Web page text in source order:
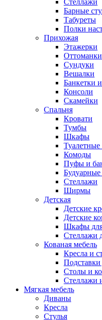
Стеллажи
Барные
Табуреты
Полки
Прихожая
Этажерки
Оттоманки
Сундуки
Вешалки
Банкетки
Консоли
Скамейки
Спальня
Кровати
Тумбы
Шкафы
Туалетные
Комоды
Пуфы и
Будуарные
Стеллажи
Ширмы
Детская
Детские
Детские
Шкафы для
Стеллажи
Кованая мебель
Кресла и
Столы и
Стеллажи
Мягкая мебель
Диваны
Кресла
Стулья